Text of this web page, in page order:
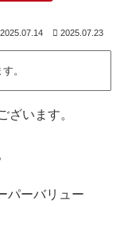
2025.07.14 2025.07.23
。
ざいます。
パーバリュー